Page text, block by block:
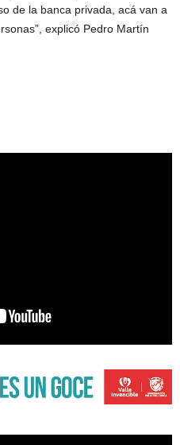
de la banca privada, acá van a
explicó Pedro Martín